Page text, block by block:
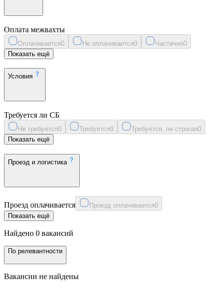
Оплата межвахты
Оплачивается0 Не оплачивается0 Частично0
Показать ещё
Условия
Требуется ли СБ
Не требуется0 Требуется0 Требуется, не строгая0
Показать ещё
Проезд и логистика
Проезд оплачивается Проезд оплачивается0
Показать ещё
Найдено 0 вакансий
По релевантности
Вакансии не найдены